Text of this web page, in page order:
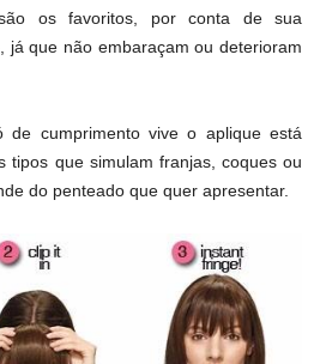
os favoritos, por conta de sua
já que não embaraçam ou deterioram
cumprimento vive o aplique está
tipos que simulam franjas, coques ou
do penteado que quer apresentar.